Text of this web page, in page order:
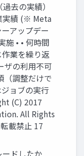
去の実績）
実績 (※ Meta
アップデー
施 • • 何時間
業を繰り返
ザの利用不可
（調整だけで
ョブの実行
(C) 2017
All Rights
載禁止 17